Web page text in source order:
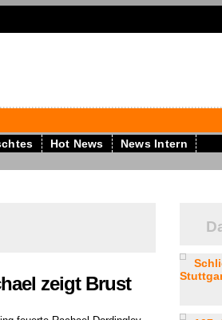
Hot News News Intern
zeigt Brust